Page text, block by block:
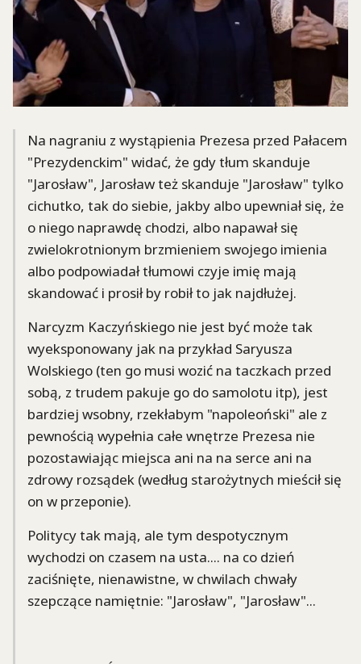
Na nagraniu z wystąpienia Prezesa przed Pałacem
"Prezydenckim" widać, że gdy tłum skanduje
"Jarosław", Jarosław też skanduje "Jarosław" tylko
cichutko, tak do siebie, jakby albo upewniał się, że
o niego naprawdę chodzi, albo napawał się
zwielokrotnionym brzmieniem swojego imienia
albo podpowiadał tłumowi czyje imię mają
skandować i prosił by robił to jak najdłużej.
Narcyzm Kaczyńskiego nie jest być może tak
wyeksponowany jak na przykład Saryusza
Wolskiego (ten go musi wozić na taczkach przed
sobą, z trudem pakuje go do samolotu itp), jest
bardziej wsobny, rzekłabym "napoleoński" ale z
pewnością wypełnia całe wnętrze Prezesa nie
pozostawiając miejsca ani na na serce ani na
zdrowy rozsądek (według starożytnych mieścił się
on w przeponie).
Politycy tak mają, ale tym despotycznym
wychodzi on czasem na usta.... na co dzień
zaciśnięte, nienawistne, w chwilach chwały
szepczące namiętnie: "Jarosław", "Jarosław"...